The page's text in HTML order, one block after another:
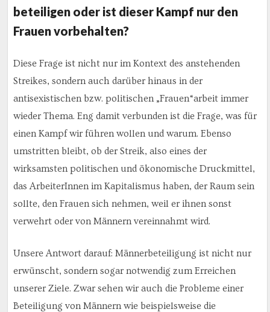
beteiligen oder ist dieser Kampf nur den
Frauen vorbehalten?
Diese Frage ist nicht nur im Kontext des anstehenden
Streikes, sondern auch darüber hinaus in der
antisexistischen bzw. politischen „Frauen“arbeit immer
wieder Thema. Eng damit verbunden ist die Frage, was für
einen Kampf wir führen wollen und warum. Ebenso
umstritten bleibt, ob der Streik, also eines der
wirksamsten politischen und ökonomische Druckmittel,
das ArbeiterInnen im Kapitalismus haben, der Raum sein
sollte, den Frauen sich nehmen, weil er ihnen sonst
verwehrt oder von Männern vereinnahmt wird.
Unsere Antwort darauf: Männerbeteiligung ist nicht nur
erwünscht, sondern sogar notwendig zum Erreichen
unserer Ziele. Zwar sehen wir auch die Probleme einer
Beteiligung von Männern wie beispielsweise die